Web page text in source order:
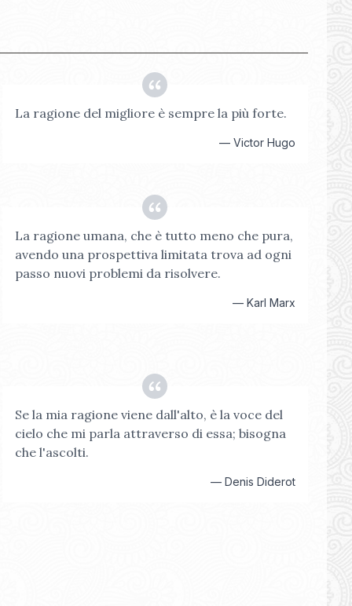
La ragione del migliore è sempre la più forte.
— Victor Hugo
La ragione umana, che è tutto meno che pura,
avendo una prospettiva limitata trova ad ogni
passo nuovi problemi da risolvere.
— Karl Marx
Se la mia ragione viene dall'alto, è la voce del
cielo che mi parla attraverso di essa; bisogna
che l'ascolti.
— Denis Diderot